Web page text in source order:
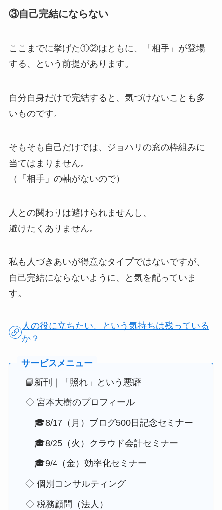
③自己完結にならない
ここまでに挙げた①②はともに、「相手」が登場
する、という前提があります。
自分自身だけで完結すると、気づけないことも多
いものです。
そもそも自己だけでは、ジョハリの窓の枠組みに
当てはまりません。
（「相手」の軸がないので）
人との関わりは避けられませんし、
避けたくありません。
私も人づきあいが得意なタイプではないですが、
自己完結にならないように、と気を配っていま
す。
人の役に立ちたい、という気持ちは残っている
か？
📘新刊｜「照れ」という悪癖
◇ 宮本大樹のプロフィール
🎓8/17（月）ブログ500日記念セミナー
🎓8/25（火）クラウド会計セミナー
🎓9/4（金）効率化セミナー
◇ 個別コンサルティング
◇ 税務顧問（法人）